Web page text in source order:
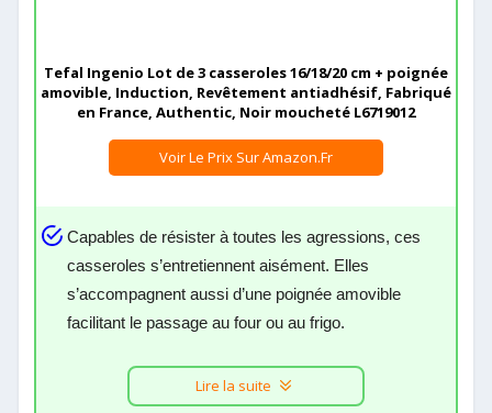
Tefal Ingenio Lot de 3 casseroles 16/18/20 cm + poignée
amovible, Induction, Revêtement antiadhésif, Fabriqué
en France, Authentic, Noir moucheté L6719012
Voir Le Prix Sur Amazon.fr
Capables de résister à toutes les agressions, ces
casseroles s’entretiennent aisément. Elles
s’accompagnent aussi d’une poignée amovible
facilitant le passage au four ou au frigo.
Lire la suite